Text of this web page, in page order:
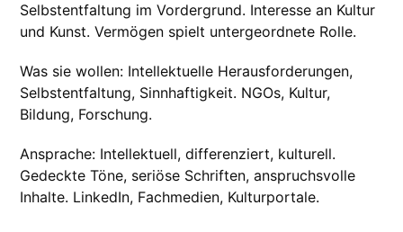
Selbstentfaltung im Vordergrund. Interesse an Kultur
und Kunst. Vermögen spielt untergeordnete Rolle.
Was sie wollen: Intellektuelle Herausforderungen,
Selbstentfaltung, Sinnhaftigkeit. NGOs, Kultur,
Bildung, Forschung.
Ansprache: Intellektuell, differenziert, kulturell.
Gedeckte Töne, seriöse Schriften, anspruchsvolle
Inhalte. LinkedIn, Fachmedien, Kulturportale.